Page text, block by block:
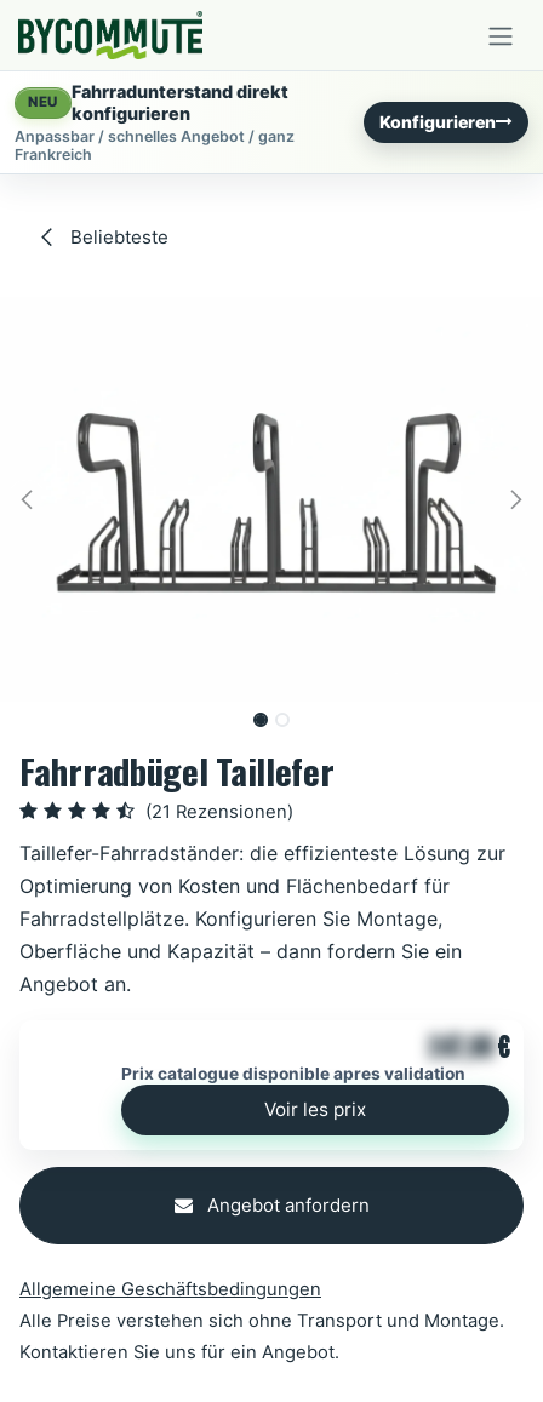
NEU
Fahrradunterstand direkt
konfigurieren
Anpassbar / schnelles Angebot / ganz
Frankreich
Konfigurieren
Beliebteste
Fahrradbügel Taillefer
(21 Rezensionen)
Taillefer-Fahrradständer: die effizienteste Lösung zur
Optimierung von Kosten und Flächenbedarf für
Fahrradstellplätze. Konfigurieren Sie Montage,
Oberfläche und Kapazität – dann fordern Sie ein
Angebot an.
247,00€
Prix catalogue disponible apres validation
Voir les prix
Angebot anfordern
Allgemeine Geschäftsbedingungen
Alle Preise verstehen sich ohne Transport und Montage.
Kontaktieren Sie uns für ein Angebot.